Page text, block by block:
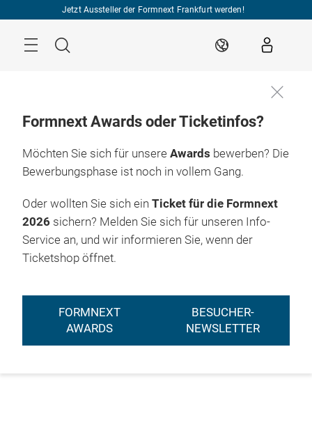
Jetzt Aussteller der Formnext Frankfurt werden!
Suche DE
Formnext Awards oder Ticketinfos?
Möchten Sie sich für unsere Awards bewerben? Die
Bewerbungsphase ist noch in vollem Gang.
Oder wollten Sie sich ein Ticket für die Formnext
2026 sichern? Melden Sie sich für unseren Info-
Service an, und wir informieren Sie, wenn der
Ticketshop öffnet.
FORMNEXT
AWARDS
BESUCHER-
NEWSLETTER